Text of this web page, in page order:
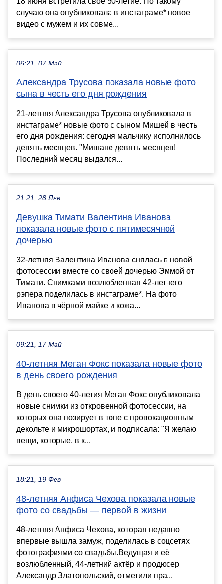
случаю она опубликовала в инстаграме* новое
видео с мужем и их совме...
06:21, 07 Май
Александра Трусова показала новые фото
сына в честь его дня рождения
21-летняя Александра Трусова опубликовала в
инстаграме* новые фото с сыном Мишей в честь
его дня рождения: сегодня мальчику исполнилось
девять месяцев. "Мишане девять месяцев!
Последний месяц выдался...
21:21, 28 Янв
Девушка Тимати Валентина Иванова
показала новые фото с пятимесячной
дочерью
32-летняя Валентина Иванова снялась в новой
фотосессии вместе со своей дочерью Эммой от
Тимати. Снимками возлюбленная 42-летнего
рэпера поделилась в инстаграме*. На фото
Иванова в чёрной майке и кожа...
09:21, 17 Май
40-летняя Меган Фокс показала новые фото
в день своего рождения
В день своего 40-летия Меган Фокс опубликовала
новые снимки из откровенной фотосессии, на
которых она позирует в топе с провокационным
декольте и микрошортах, и подписала: "Я желаю
вещи, которые, в к...
18:21, 19 Фев
48-летняя Анфиса Чехова показала новые
фото со свадьбы — первой в жизни
48-летняя Анфиса Чехова, которая недавно
впервые вышла замуж, поделилась в соцсетях
фотографиями со свадьбы.Ведущая и её
возлюбленный, 44-летний актёр и продюсер
Александр Златопольский, отметили пра...